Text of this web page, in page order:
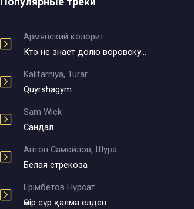
Армянский колорит
Кто не знает долю воровскую
Kalifarniya, Turar
Quyrshagym
Sam Wick
Сандал
Антон Самойлов, Шура
Белая стрекоза
Ерімбетов Нұрсат
Өмір сүр қалма елден